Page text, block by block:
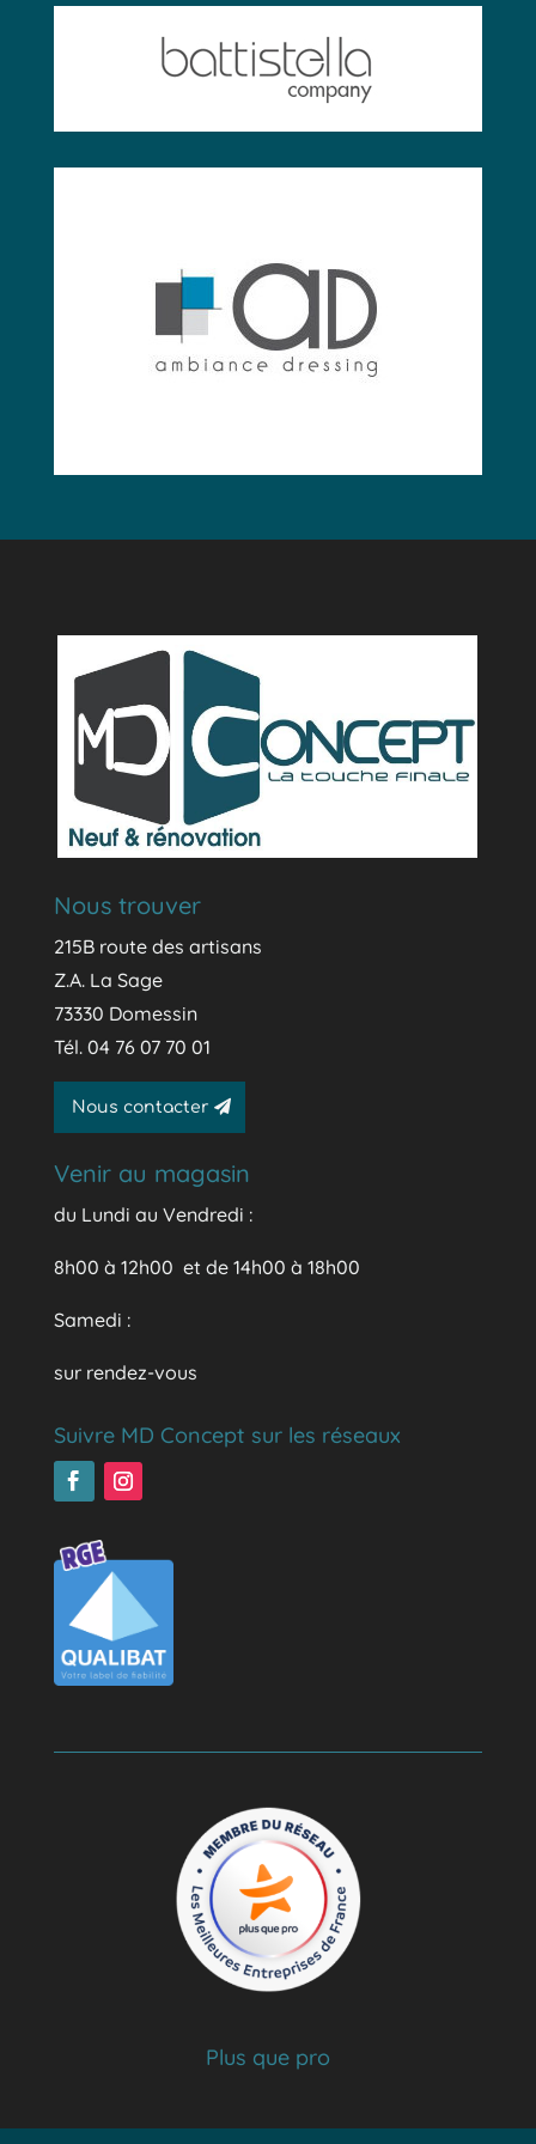
Nous trouver
215B route des artisans
Z.A. La Sage
73330 Domessin
Tél. 04 76 07 70 01
Nous contacter
Venir au magasin
du Lundi au Vendredi :
8h00 à 12h00 et de 14h00 à 18h00
Samedi :
sur rendez-vous
Suivre MD Concept sur les réseaux
Plus que pro